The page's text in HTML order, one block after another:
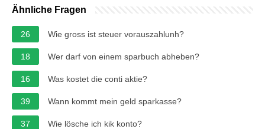
Ähnliche Fragen
26 Wie gross ist steuer vorauszahlunh?
18 Wer darf von einem sparbuch abheben?
16 Was kostet die conti aktie?
39 Wann kommt mein geld sparkasse?
37 Wie lösche ich kik konto?